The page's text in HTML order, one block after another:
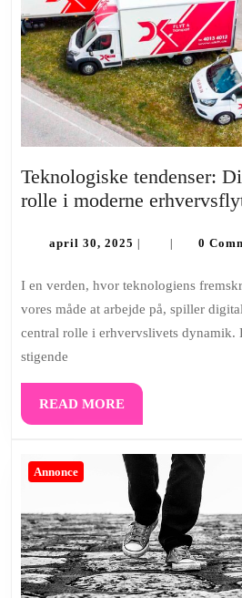
Teknologiske tendenser:
rolle i moderne
april 30, 2025 april
| | 0
I en verden, hvor teknologiens fremskridt konstant omformer
vores måde at arbejde på, spiller
central rolle i erhvervslivets dynamik.
stigende
READ MOREREAD
MORE
Annonce